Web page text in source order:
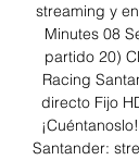
streaming y
Minutes 08
partido 20)
Racing
directo Fijo
Santander: